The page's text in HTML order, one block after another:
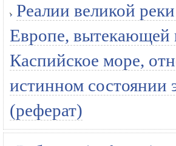
Реалии великой
Европе, вытекающей
Каспийское море,
истинном состоянии
(реферат)